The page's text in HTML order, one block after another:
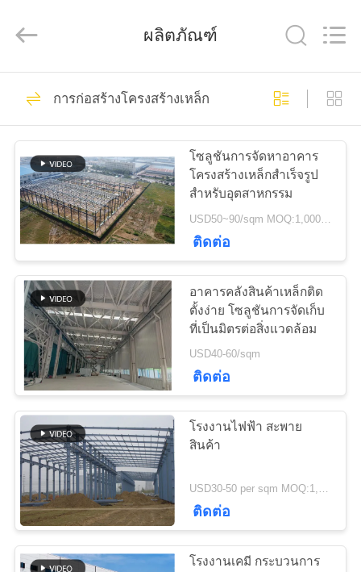
บ้าน
สินค้า
วิดีโอ
รายการ
VR
เกี่ยว
กับ
เรา
ทัวร์
โรงงาน
Qingdao
Ltd..
Reserved.
การก่อสร้าง
โครงสร้างเหล็ก
151
การประชุมเชิงปฏิบัติ
การโครงสร้างเหล็ก
174
คลังสินค้าโครงสร้าง
เหล็ก
ผลิตภัณฑ์
การก่อสร้างโครงสร้างเหล็ก
โซลูชันการจัดหาอาคาร
โครงสร้างเหล็กสำเร็จรูป
สำหรับอุตสาหกรรม
USD50~90/sqm MOQ:1,000 ตร.ม
ติดต่อ
อาคารคลังสินค้าเหล็กติด
ตั้งง่าย โซลูชันการจัดเก็บ
ที่เป็นมิตรต่อสิ่งแวดล้อม
USD40-60/sqm
ติดต่อ
โรงงานไฟฟ้า สะพาย
สินค้า
USD30-50 per sqm MOQ:1,000 ตรม
ติดต่อ
โรงงานเคมี กระบวนการ